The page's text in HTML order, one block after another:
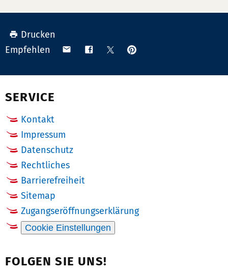
Drucken
Empfehlen
Teilen Teilen TeilenAnpinnen
SERVICE
Kontakt
Impressum
Datenschutz
Rechtliches
Barrierefreiheit
Sitemap
Zugangseröffnungserklärung
Cookie Einstellungen
FOLGEN SIE UNS!